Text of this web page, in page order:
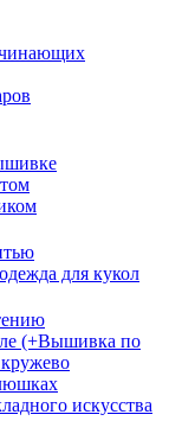
для кукол
(+Вышивка по
искусства